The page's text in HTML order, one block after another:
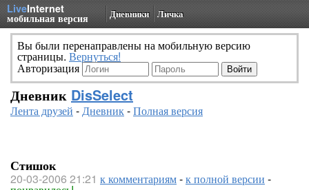
LiveInternet
мобильная версия Дневники Личка
Вы были перенаправлены на мобильную версию
страницы. Вернуться!
Авторизация
Дневник DisSelect
Лента друзей -Дневник-Полная версия
Стишок
20-03-2006 21:21 к комментариям-к полной версии -